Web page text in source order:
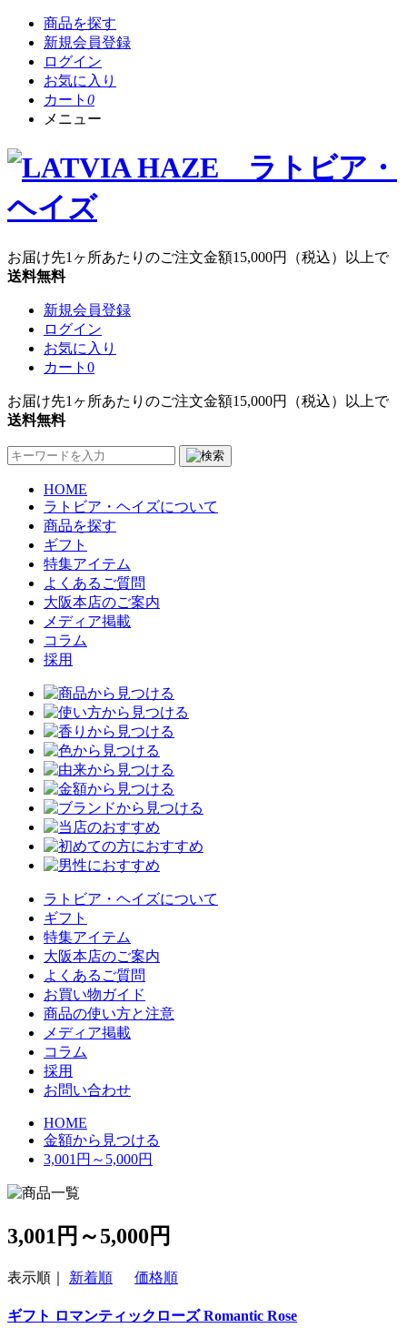
商品を探す
新規会員登録
ログイン
お気に入り
カート 0
メニュー
お届け先1ヶ所あたりのご注文金額15,000円
（税込）以上で
送料無料
新規会員登録
ログイン
お気に入り
カート 0
お届け先1ヶ所あたりのご注文金額15,000円
（税込）以上で
送料無料
HOME
ラトビア・ヘイズについて
商品を探す
ギフト
特集アイテム
よくあるご質問
大阪本店のご案内
メディア掲載
コラム
採用
ラトビア・ヘイズについて
ギフト
特集アイテム
大阪本店のご案内
よくあるご質問
お買い物ガイド
商品の使い方と注意
メディア掲載
コラム
採用
お問い合わせ
HOME
金額から見つける
3,001円～5,000円
3,001円～5,000円
表示順｜ 新着順 価格順
ギフト ロマンティックローズ Romantic Rose